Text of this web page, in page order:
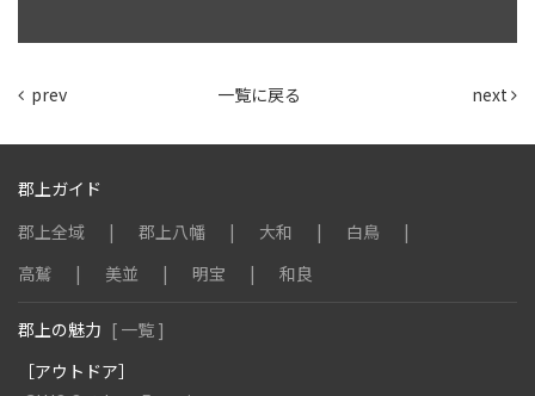
prev 一覧に戻る next
郡上ガイド
郡上全域
郡上八幡 大和
白鳥
高鷲
美並 明宝 和良
郡上の魅力 [ 一覧 ]
［アウトドア］